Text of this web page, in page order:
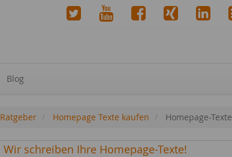
Blog
Ratgeber Homepage Texte kaufen Homepage-Texte
Wir schreiben Ihre Homepage-Texte!